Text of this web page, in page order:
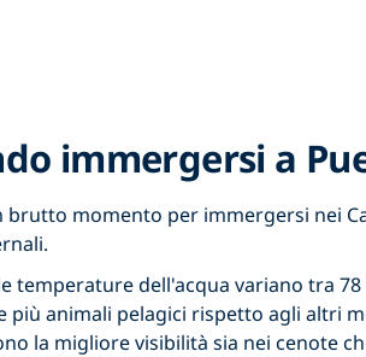
immergersi a
brutto momento per immergersi nei
temperature dell'acqua variano tra 78
più animali pelagici rispetto agli altri
la migliore visibilità sia nei cenote